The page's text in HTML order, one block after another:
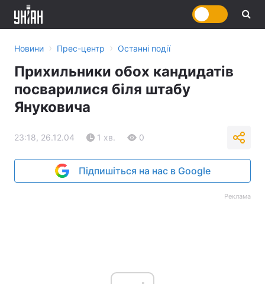
Новини › Прес-центр › Останні події
Прихильники обох кандидатів
посварилися біля штабу
Януковича
23:18, 26.12.04 1 хв. 0
Підпишіться на нас в Google
Реклама